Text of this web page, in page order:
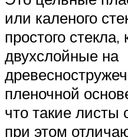
или каленого
простого стекла,
двухслойные на
пленочной
что такие листы
при этом